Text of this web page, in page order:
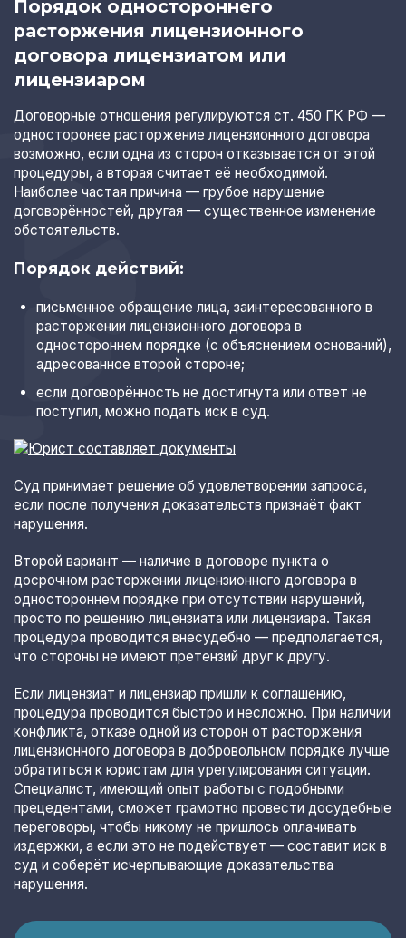
Порядок одностороннего
расторжения лицензионного
договора лицензиатом или
лицензиаром
Договорные отношения регулируются ст. 450 ГК РФ —
односторонее расторжение лицензионного договора
возможно, если одна из сторон отказывается от этой
процедуры, а вторая считает её необходимой.
Наиболее частая причина — грубое нарушение
договорённостей, другая — существенное изменение
обстоятельств.
Порядок действий:
письменное обращение лица, заинтересованного в
расторжении лицензионного договора в
одностороннем порядке (с объяснением оснований),
адресованное второй стороне;
если договорённость не достигнута или ответ не
поступил, можно подать иск в суд.
Суд принимает решение об удовлетворении запроса,
если после получения доказательств признаёт факт
нарушения.
Второй вариант — наличие в договоре пункта о
досрочном расторжении лицензионного договора в
одностороннем порядке при отсутствии нарушений,
просто по решению лицензиата или лицензиара. Такая
процедура проводится внесудебно — предполагается,
что стороны не имеют претензий друг к другу.
Если лицензиат и лицензиар пришли к соглашению,
процедура проводится быстро и несложно. При наличии
конфликта, отказе одной из сторон от расторжения
лицензионного договора в добровольном порядке лучше
обратиться к юристам для урегулирования ситуации.
Специалист, имеющий опыт работы с подобными
прецедентами, сможет грамотно провести досудебные
переговоры, чтобы никому не пришлось оплачивать
издержки, а если это не подействует — составит иск в
суд и соберёт исчерпывающие доказательства
нарушения.